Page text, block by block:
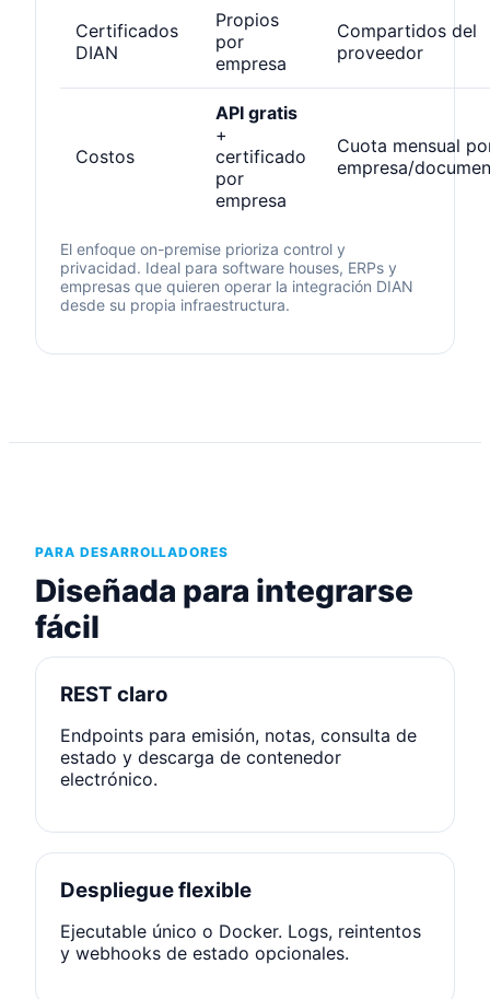
Certificados
DIAN
Propios
por
empresa
Compartidos del
proveedor
Costos
API gratis
+
certificado
por
empresa
Cuota mensual
empresa/
El enfoque on-premise prioriza control y
privacidad. Ideal para software houses, ERPs y
empresas que quieren operar la integración DIAN
desde su propia infraestructura.
PARA DESARROLLADORES
Diseñada para integrarse
fácil
REST claro
Endpoints para emisión, notas, consulta de
estado y descarga de contenedor
electrónico.
Despliegue flexible
Ejecutable único o Docker. Logs, reintentos
y webhooks de estado opcionales.